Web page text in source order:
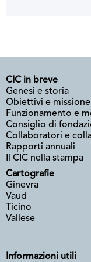
CIC in breve
Genesi e storia
Obiettivi e missione
Funzionamento e
Consiglio di
Collaboratori e
Rapporti annuali
Il CIC nella stampa
Cartografie
Ginevra
Vaud
Ticino
Vallese
Informazioni utili